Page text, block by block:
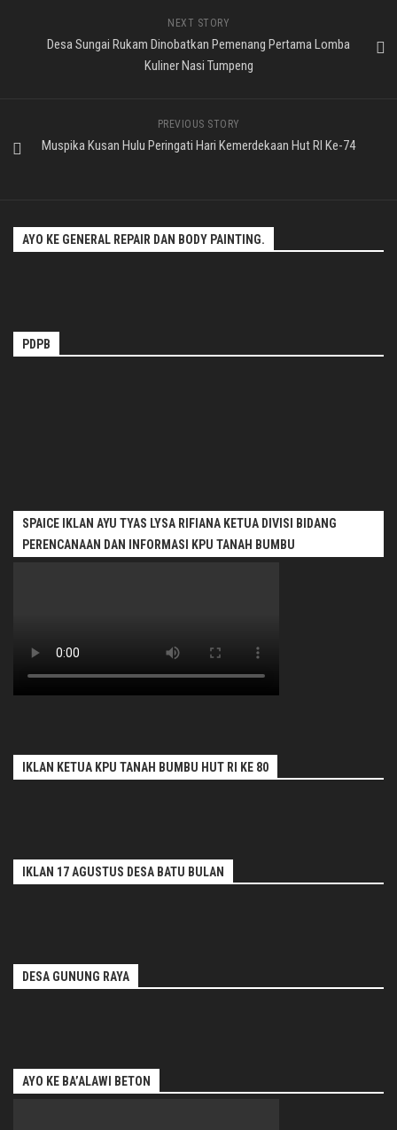
NEXT STORY
Desa Sungai Rukam Dinobatkan Pemenang Pertama Lomba
Kuliner Nasi Tumpeng
PREVIOUS STORY
Muspika Kusan Hulu Peringati Hari Kemerdekaan Hut RI Ke-74
AYO KE GENERAL REPAIR DAN BODY PAINTING.
PDPB
SPAICE IKLAN AYU TYAS LYSA RIFIANA KETUA DIVISI BIDANG
PERENCANAAN DAN INFORMASI KPU TANAH BUMBU
IKLAN KETUA KPU TANAH BUMBU HUT RI KE 80
IKLAN 17 AGUSTUS DESA BATU BULAN
DESA GUNUNG RAYA
AYO KE BA’ALAWI BETON